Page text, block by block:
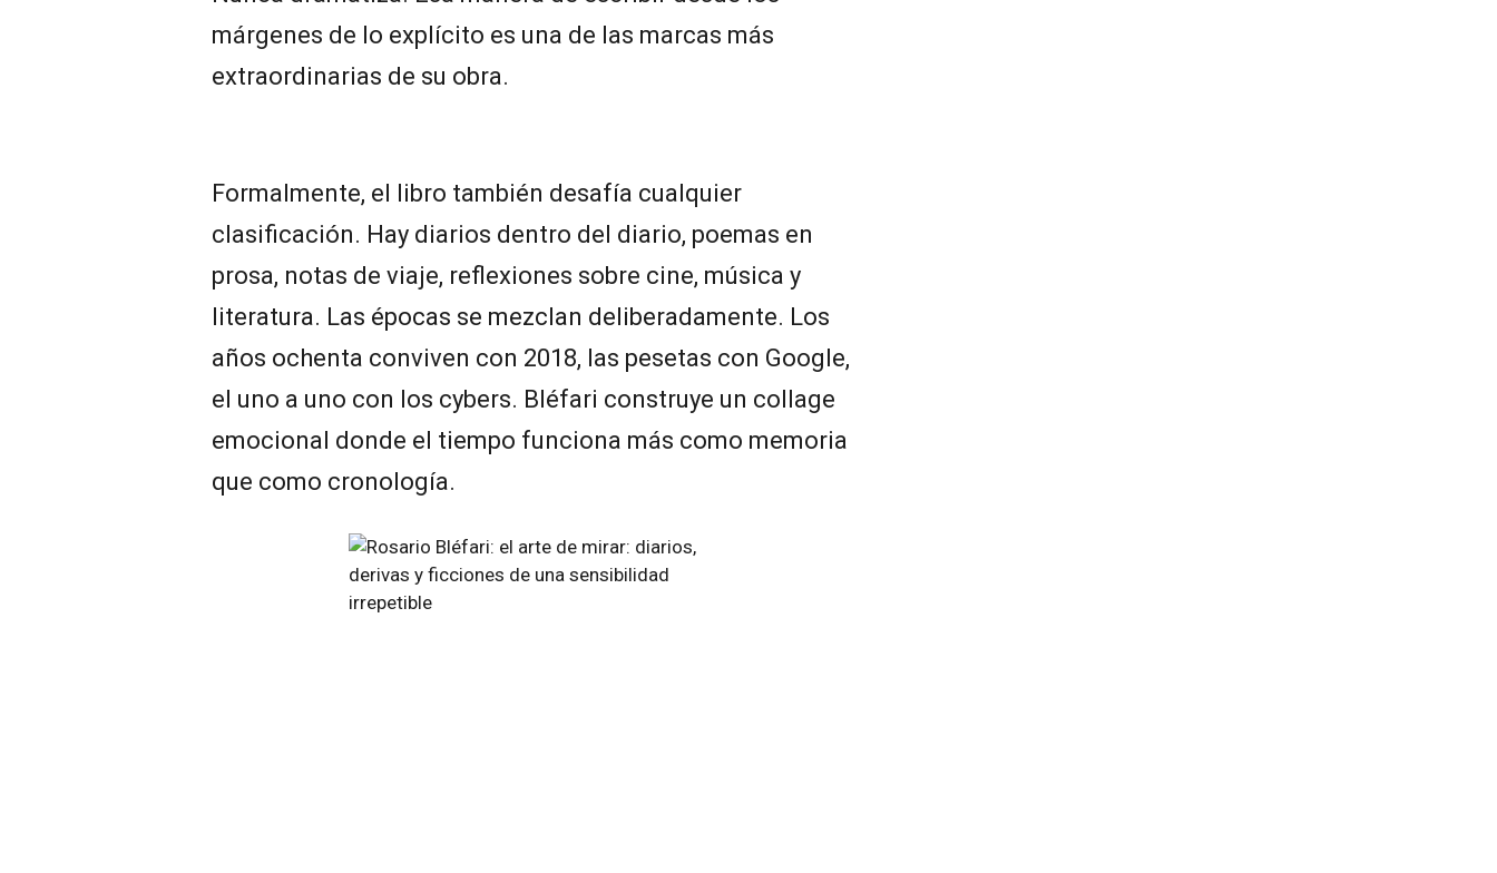
márgenes de lo explícito es una de las marcas más
extraordinarias de su obra.
Formalmente, el libro también desafía cualquier
clasificación. Hay diarios dentro del diario, poemas en
prosa, notas de viaje, reflexiones sobre cine, música y
literatura. Las épocas se mezclan deliberadamente. Los
años ochenta conviven con 2018, las pesetas con Google,
el uno a uno con los cybers. Bléfari construye un collage
emocional donde el tiempo funciona más como memoria
que como cronología.